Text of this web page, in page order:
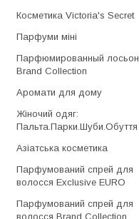
Косметика Victoria's Secret
Парфуми міні
Парфюмированный лосьон
Brand Collection
Аромати для дому
Жіночий одяг:
Пальта.Парки.Шуби.Обуття
Азіатська косметика
Парфумований спрей для
волосся Exclusive EURO
Парфумований спрей для
волосся Brand Collection